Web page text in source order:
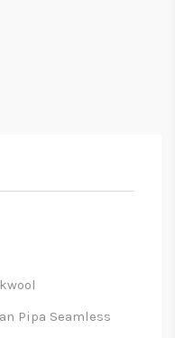
Pipa Seamless